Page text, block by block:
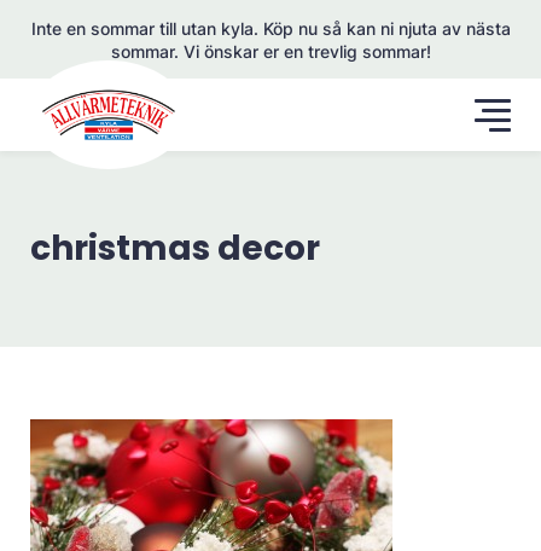
Inte en sommar till utan kyla. Köp nu så kan ni njuta av nästa
sommar. Vi önskar er en trevlig sommar!
christmas decor